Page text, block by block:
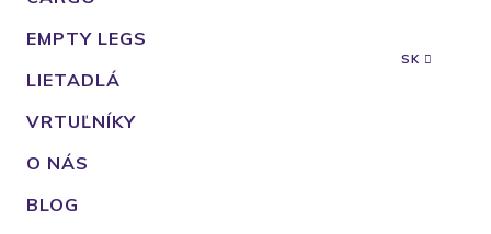
EMPTY LEGS
LIETADLÁ
VRTUĽNÍKY
O NÁS
BLOG
SK